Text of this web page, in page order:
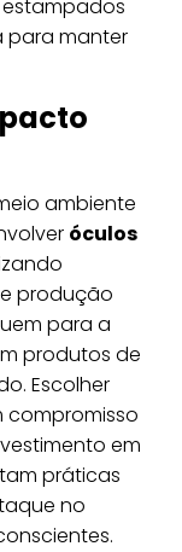
para manter
ambiente
óculos
produção
para a
produtos de
Escolher
compromisso
em
práticas
no